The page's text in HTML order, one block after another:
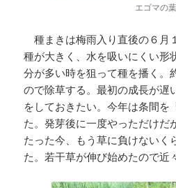
エゴマの葉
種まきは梅雨入り直後の６月
種が大きく、水を吸いにくい形
分が多い時を狙って種を播く。
ので除草する。最初の成長が遅
をしておきたい。今年は条間を
た。発芽後に一度やっただけだ
たった今、もう草に負けないく
た。若干草が伸び始めたので近